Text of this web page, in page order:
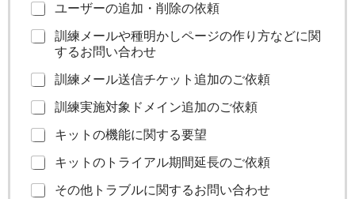
ユーザーの追加・削除の依頼
訓練メールや種明かしページの作り方などに関
するお問い合わせ
訓練メール送信チケット追加のご依頼
訓練実施対象ドメイン追加のご依頼
キットの機能に関する要望
キットのトライアル期間延長のご依頼
その他トラブルに関するお問い合わせ